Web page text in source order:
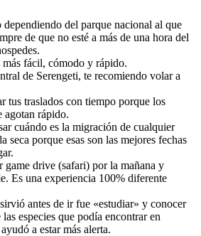
del parque nacional al que
de que no esté a más de una hora del
más fácil, cómodo y rápido.
de Serengeti, te recomiendo volar a
tus traslados con tiempo porque los
agotan rápido.
cuándo es la migración de cualquier
seca porque esas son las mejores fechas
game drive (safari) por la mañana y
Es una experiencia 100% diferente
antes de ir fue «estudiar» y conocer
especies que podía encontrar en
a estar más alerta.